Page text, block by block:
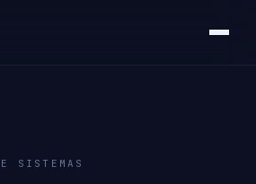
SISTEMAS